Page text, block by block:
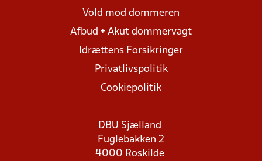
Vold mod dommeren
Afbud + Akut dommervagt
Idrættens Forsikringer
Privatlivspolitik
Cookiepolitik
DBU Sjælland
Fuglebakken 2
4000 Roskilde